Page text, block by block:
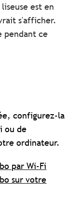
est en
s'afficher.
pendant ce
configurez-la
ou de
ordinateur.
par Wi-Fi
sur votre